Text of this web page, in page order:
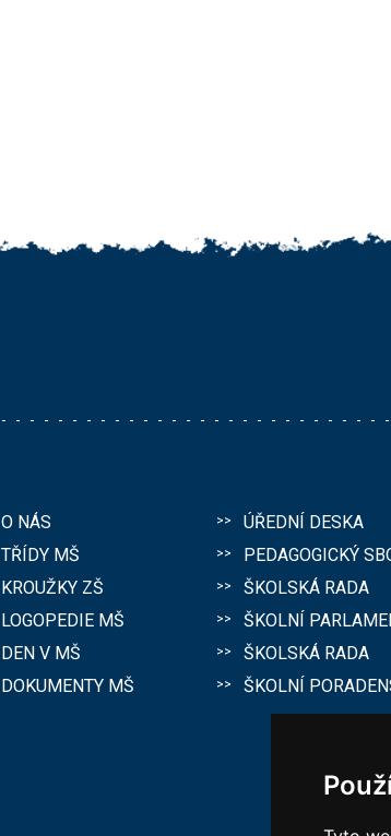
O NÁS
TŘÍDY MŠ
KROUŽKY ZŠ
LOGOPEDIE MŠ
DEN V MŠ
DOKUMENTY MŠ
ÚŘEDNÍ DESKA
PEDAGOGICKÝ
ŠKOLSKÁ RADA
ŠKOLNÍ
ŠKOLSKÁ RADA
ŠKOLNÍ